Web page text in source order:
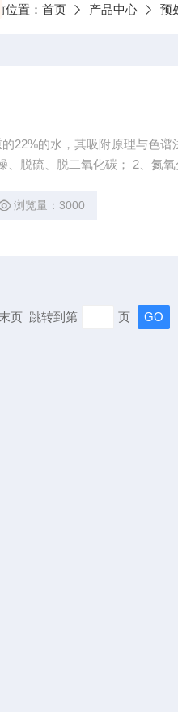
位置： 首页 产品中心 预
22%的水，其吸附原理与色
、脱硫、脱二氧化碳； 2、氮
浏览量：3000
页 跳转到第 页